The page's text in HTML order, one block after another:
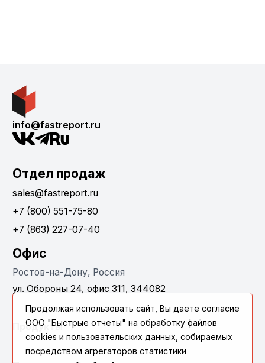
info@fastreport.ru
Отдел продаж
sales@fastreport.ru
+7 (800) 551-75-80
+7 (863) 227-07-40
Офис
Ростов-на-Дону, Россия
ул. Обороны 24, офис 311, 344082
Продукты
Продолжая использовать сайт, Вы даете согласие
ООО "Быстрые отчеты" на обработку файлов
cookies и пользовательских данных, собираемых
посредством агрегаторов статистики